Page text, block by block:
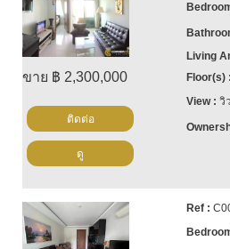
ขาย ฿ 2,300,000
วิ
ติดต่อ
ดู